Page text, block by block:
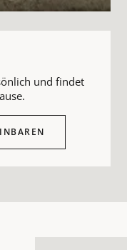
und findet